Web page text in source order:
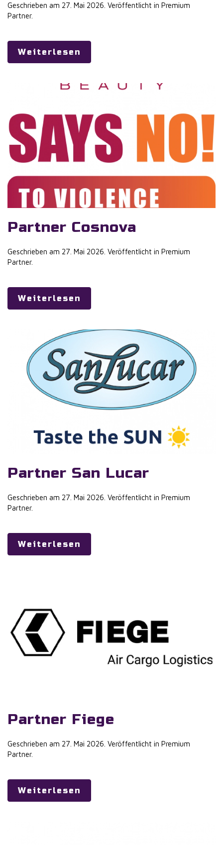
Geschrieben am 27. Mai 2026 . Veröffentlicht in Premium
Partner.
Weiterlesen
Partner Cosnova
Geschrieben am 27. Mai 2026 . Veröffentlicht in Premium
Partner.
Weiterlesen
Partner San Lucar
Geschrieben am 27. Mai 2026. Veröffentlicht in Premium
Partner.
Weiterlesen
Partner Fiege
Geschrieben am 27. Mai 2026 . Veröffentlicht in Premium
Partner.
Weiterlesen